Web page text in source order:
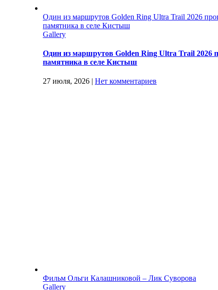
Один из маршрутов Golden Ring Ultra Trail 2026
памятника в селе Кистыш
Gallery
Один из маршрутов Golden Ring Ultra Trail 2026
памятника в селе Кистыш
27 июля, 2026 | Нет комментариев
Фильм Ольги Калашниковой – Лик Суворова
Gallery